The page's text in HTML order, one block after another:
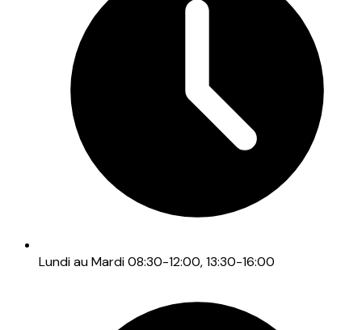
Lundi au Mardi 08:30-12:00, 13:30-16:00